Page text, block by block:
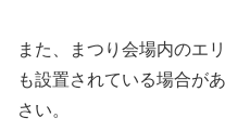
また、まつり会場内のエ
も設置されている場合が
さい。